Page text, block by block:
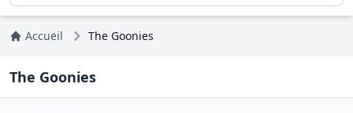
Accueil The Goonies
The Goonies